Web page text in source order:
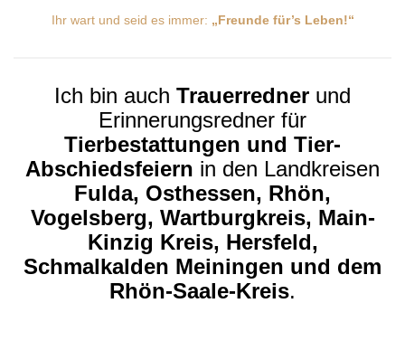
Ihr wart und seid es immer: „Freunde für’s Leben!“
Ich bin auch Trauerredner und
Erinnerungsredner für
Tierbestattungen und Tier-
Abschiedsfeiern in den Landkreisen
Fulda, Osthessen, Rhön,
Vogelsberg, Wartburgkreis, Main-
Kinzig Kreis, Hersfeld,
Schmalkalden Meiningen und dem
Rhön-Saale-Kreis.